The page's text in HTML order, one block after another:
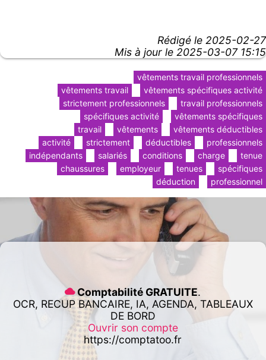
Rédigé le 2025-02-27
Mis à jour le 2025-03-07 15:15
vêtements travail professionnels
vêtements spécifiques activité
vêtements travail
travail professionnels
strictement professionnels
vêtements spécifiques
spécifiques activité
vêtements déductibles
vêtements
travail
professionnels
déductibles
strictement
activité
tenue
charge
conditions
salariés
indépendants
spécifiques
tenues
employeur
chaussures
professionnel
déduction
Comptabilité GRATUITE.
OCR, RECUP BANCAIRE, IA, AGENDA, TABLEAUX
DE BORD
Ouvrir son compte
https://comptatoo.fr